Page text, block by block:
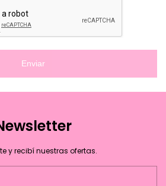
Enviar
y recibí nuestras ofertas.